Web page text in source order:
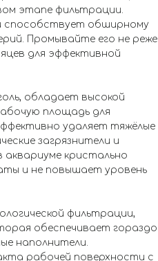
этапе фильтрации.
способствует обширному
Промывайте его не реже
для эффективной
обладает высокой
площадь для
удаляет тяжёлые
загрязнители и
кристально
и не повышает уровень
фильтрации,
обеспечивает гораздо
наполнители.
рабочей поверхности с